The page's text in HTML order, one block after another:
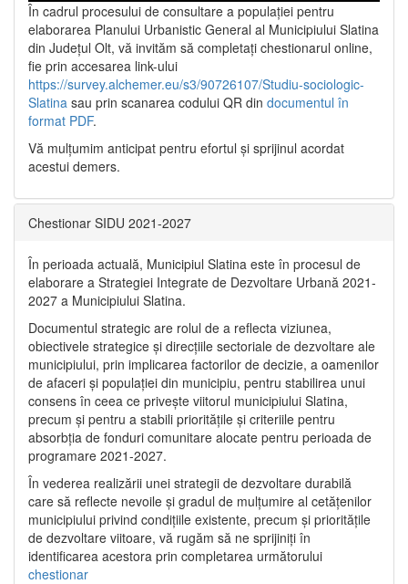
În cadrul procesului de consultare a populaţiei pentru
elaborarea Planului Urbanistic General al Municipiului Slatina
din Județul Olt, vă invităm să completați chestionarul online,
fie prin accesarea link-ului
https://survey.alchemer.eu/s3/90726107/Studiu-sociologic-
Slatina sau prin scanarea codului QR din documentul în
format PDF.
Vă mulţumim anticipat pentru efortul şi sprijinul acordat
acestui demers.
Chestionar SIDU 2021-2027
În perioada actuală, Municipiul Slatina este în procesul de
elaborare a Strategiei Integrate de Dezvoltare Urbană 2021‐
2027 a Municipiului Slatina.
Documentul strategic are rolul de a reflecta viziunea,
obiectivele strategice și direcțiile sectoriale de dezvoltare ale
municipiului, prin implicarea factorilor de decizie, a oamenilor
de afaceri și populației din municipiu, pentru stabilirea unui
consens în ceea ce privește viitorul municipiului Slatina,
precum și pentru a stabili prioritățile și criteriile pentru
absorbția de fonduri comunitare alocate pentru perioada de
programare 2021-2027.
În vederea realizării unei strategii de dezvoltare durabilă
care să reflecte nevoile și gradul de mulțumire al cetățenilor
municipiului privind condițiile existente, precum și prioritățile
de dezvoltare viitoare, vă rugăm să ne sprijiniți în
identificarea acestora prin completarea următorului
chestionar